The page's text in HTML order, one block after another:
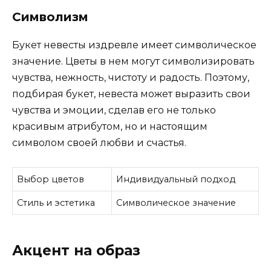
Символизм
Букет невесты издревле имеет символическое
значение. Цветы в нем могут символизировать
чувства, нежность, чистоту и радость. Поэтому,
подбирая букет, невеста может выразить свои
чувства и эмоции, сделав его не только
красивым атрибутом, но и настоящим
символом своей любви и счастья.
Выбор цветов Индивидуальный подход
Стиль и эстетика Символическое значение
Акцент на образ